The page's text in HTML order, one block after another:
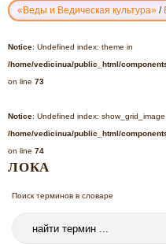
«Веды и Ведическая культура» /
СЛОВАРЬ
-
ЛОКА
Notice: Undefined index: theme in
/home/vedicinua/public_html/
on line 73
Notice: Undefined index: show_grid_image
/home/vedicinua/public_html/
on line 74
ЛОКА
Поиск терминов в словаре